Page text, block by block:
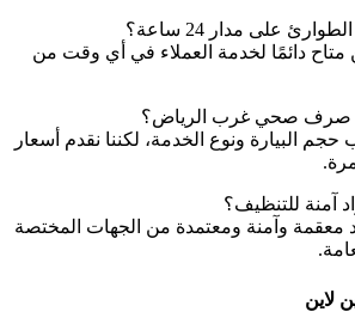
على مدار 24 ساعة؟
متاح دائمًا لخدمة العملاء في أي وقت من
صرف صحي غرب الرياض؟
البيارة ونوع الخدمة، لكننا نقدم أسعار
للتنظيف؟
معقمة وآمنة ومعتمدة من الجهات المختصة
لاين